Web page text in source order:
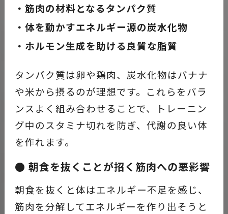
・筋肉の材料となるタンパク質
・体を動かすエネルギー源の炭水化物
・ホルモン生成を助ける良質な脂質
タンパク質は卵や鶏肉、炭水化物はバナナ
や米から摂るのが理想です。これらをバラ
ンスよく組み合わせることで、トレーニン
グ中のスタミナ切れを防ぎ、代謝の良い体
を作れます。
● 朝食を抜くことが招く筋肉への悪影響
朝食を抜くと体はエネルギー不足を感じ、
筋肉を分解してエネルギーを作り出そうと